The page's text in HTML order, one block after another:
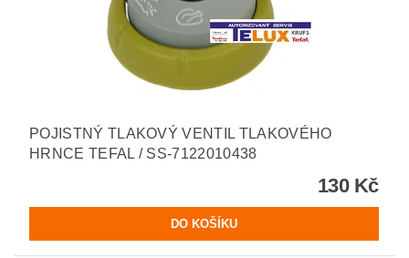
POJISTNÝ TLAKOVÝ VENTIL TLAKOVÉHO
HRNCE TEFAL / SS-7122010438
130 Kč